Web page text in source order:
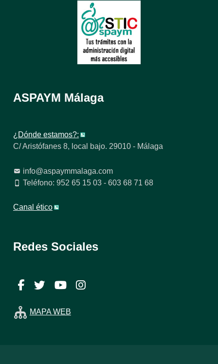
ASPAYM Málaga
¿Dónde estamos?:
C/ Aristófanes 8, local bajo. 29010 - Málaga
info@aspaymmalaga.com
Teléfono: 952 65 15 03 - 603 68 71 68
Canal ético
Redes Sociales
Facebook
TwitterYouTube
MAPA WEB